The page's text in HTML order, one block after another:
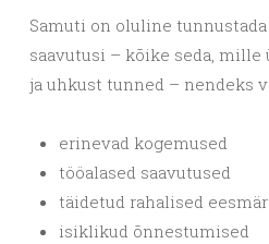
Samuti on oluline
saavutusi – kõike seda, mille
ja uhkust tunned – nendeks
erinevad kogemused
tööalased saavutused
täidetud rahalised
isiklikud õnnestumised